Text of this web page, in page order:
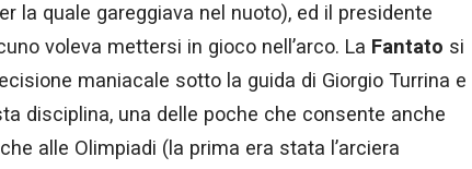
la quale gareggiava nel nuoto), ed il presidente
voleva mettersi in gioco nell’arco. La Fantato si
maniacale sotto la guida di Giorgio Turrina e
disciplina, una delle poche che consente anche
alle Olimpiadi (la prima era stata l’arciera